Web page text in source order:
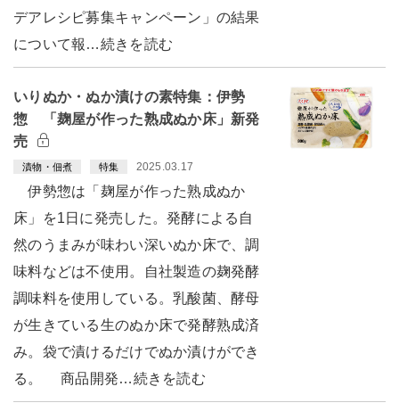
デアレシピ募集キャンペーン」の結果
について報…続きを読む
いりぬか・ぬか漬けの素特集：伊勢
惣 「麹屋が作った熟成ぬか床」新発
売
漬物・佃煮 特集 2025.03.17
伊勢惣は「麹屋が作った熟成ぬか
床」を1日に発売した。発酵による自
然のうまみが味わい深いぬか床で、調
味料などは不使用。自社製造の麹発酵
調味料を使用している。乳酸菌、酵母
が生きている生のぬか床で発酵熟成済
み。袋で漬けるだけでぬか漬けができ
る。 商品開発…続きを読む